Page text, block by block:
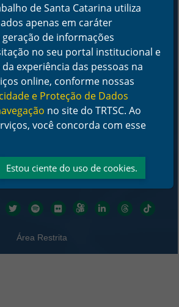
de Funcionamento:
sexta-feira das 12 às 18 horas
(48) 3216-4000
Links Rápidos
Institucional
Serviços
Notícias
Jurisprudência
Legislação
Ouvidoria
Área Restrita
de Santa Catarina utiliza
apenas em caráter
de informações
no seu portal institucional e
experiência das pessoas na
online, conforme nossas
e Proteção de Dados
no site do TRTSC. Ao
você concorda com esse
Estou ciente do uso de cookies.